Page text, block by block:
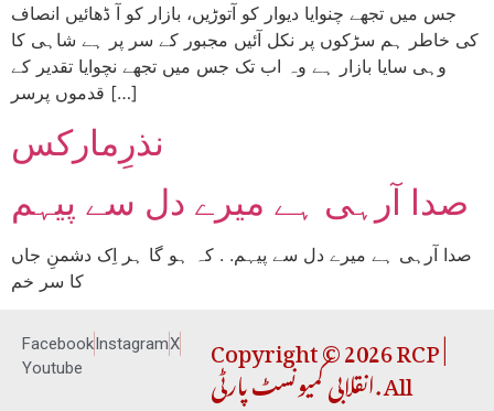
جس میں تجھے چنوایا دیوار کو آتوڑیں، بازار کو آ ڈھائیں انصاف
کی خاطر ہم سڑکوں پر نکل آئیں مجبور کے سر پر ہے شاہی کا
وہی سایا بازار ہے وہ اب تک جس میں تجھے نچوایا تقدیر کے
قدموں پرسر […]
نذرِمارکس
صدا آرہی ہے میرے دل سے پیہم
صدا آرہی ہے میرے دل سے پیہم. . کہ ہو گا ہر اِک دشمنِ جاں
کا سر خم
FacebookInstagramX
Youtube
Copyright © 2026 RCP |
انقلابی کمیونسٹ پارٹی. All